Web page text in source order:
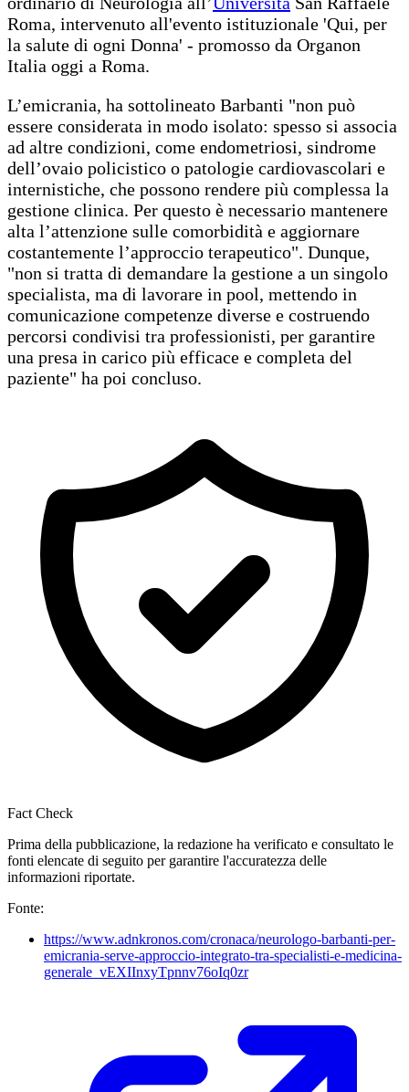
Roma, intervenuto all'evento istituzionale 'Qui, per
la salute di ogni Donna' - promosso da Organon
Italia oggi a Roma.
L’emicrania, ha sottolineato Barbanti "non può
essere considerata in modo isolato: spesso si associa
ad altre condizioni, come endometriosi, sindrome
dell’ovaio policistico o patologie cardiovascolari e
internistiche, che possono rendere più complessa la
gestione clinica. Per questo è necessario mantenere
alta l’attenzione sulle comorbidità e aggiornare
costantemente l’approccio terapeutico". Dunque,
"non si tratta di demandare la gestione a un singolo
specialista, ma di lavorare in pool, mettendo in
comunicazione competenze diverse e costruendo
percorsi condivisi tra professionisti, per garantire
una presa in carico più efficace e completa del
paziente" ha poi concluso.
Fact Check
Prima della pubblicazione, la redazione ha verificato e consultato le
fonti elencate di seguito per garantire l'accuratezza delle
informazioni riportate.
Fonte:
https://www.adnkronos.com/cronaca/neurologo-barbanti-per-
emicrania-serve-approccio-integrato-tra-specialisti-e-medicina-
generale_vEXIInxyTpnnv76oIq0zr